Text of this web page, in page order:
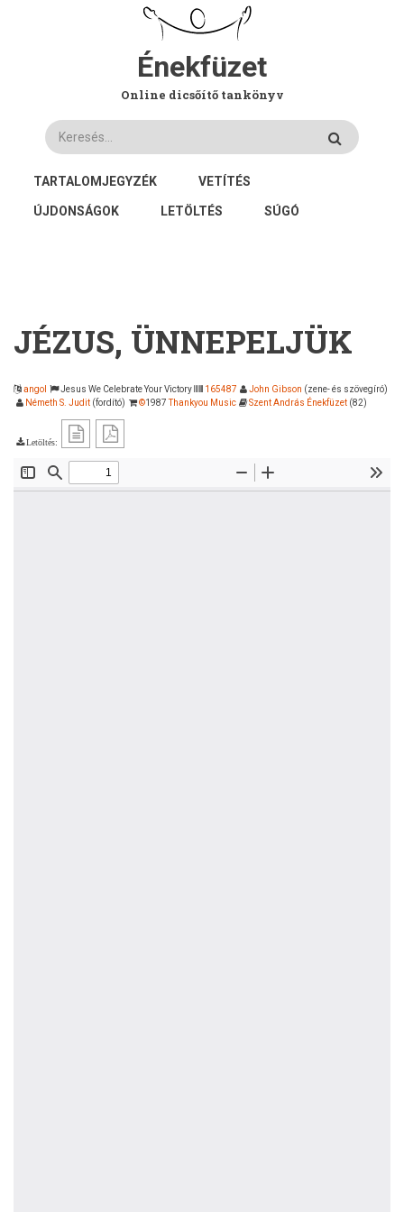
Énekfüzet
Online dicsőítő tankönyv
Keresés
FŐ
NAVIGÁCIÓ
TARTALOMJEGYZÉK VETÍTÉS
ÚJDONSÁGOK LETÖLTÉS SÚGÓ
JÉZUS, ÜNNEPELJÜK
angol Jesus We Celebrate Your Victory 165487 John Gibson (zene- és szövegíró)
Németh S. Judit (fordító) ©1987 Thankyou Music Szent András Énekfüzet (82)
Letöltés: